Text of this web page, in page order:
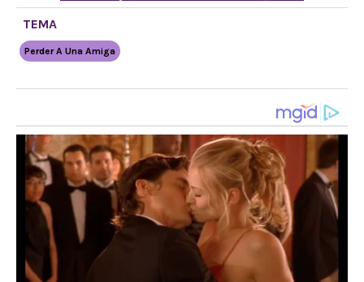
TEMA
Perder A Una Amiga